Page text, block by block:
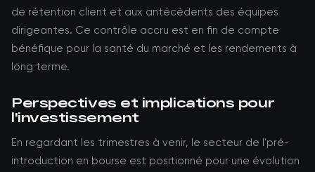
de rétention client et aux antécédents des équipes
dirigeantes. Ce contrôle accru est en fin de compte
bénéfique pour la santé du marché et les rendements à
long terme.
Perspectives et implications pour
l'investissement
En regardant les trimestres à venir, le secteur de l'pré-
introduction en bourse est positionné pour une évolution